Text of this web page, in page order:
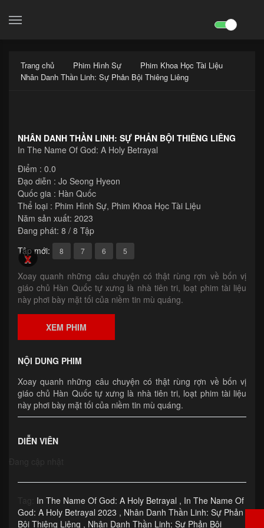
Trang chủ Phim Hình Sự
Phim Khoa Học Tài Liệu
Nhân Danh Thần Linh: Sự Phản Bội Thiêng Liêng
NHÂN DANH THẦN LINH: SỰ PHẢN BỘI THIÊNG LIÊNG
In The Name Of God: A Holy Betrayal
Điểm : 0.0
Đạo diễn : Jo Seong Hyeon
Quốc gia : Hàn Quốc
Thể loại : Phim Hình Sự, Phim Khoa Học Tài Liệu
Năm sản xuất: 2023
Đang phát: 8 / 8 Tập
Tập mới:
8 7 6 5
Xoay quanh những câu chuyện có thật rùng rợn về bốn vị
giáo chủ Hàn Quốc tự xưng là nhà tiên tri, loạt phim tài liệu
này phơi bày mặt tối của niềm tin mù quáng.
XEM PHIM
NỘI DUNG PHIM
Xoay quanh những câu chuyện có thật rùng rợn về bốn vị
giáo chủ Hàn Quốc tự xưng là nhà tiên tri, loạt phim tài liệu
này phơi bày mặt tối của niềm tin mù quáng.
DIỄN VIÊN
In The Name Of God: A Holy Betrayal
In The Name Of
God: A Holy Betrayal 2023
Nhân Danh Thần Linh: Sự Phản
Bội Thiêng Liêng
Nhân Danh Thần Linh: Sự Phản Bội
x